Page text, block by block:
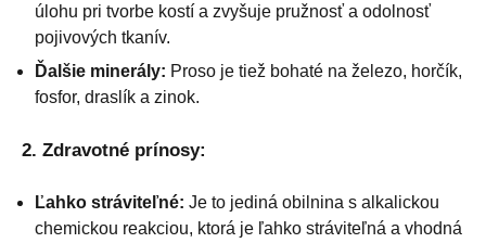
úlohu pri tvorbe kostí a zvyšuje pružnosť a odolnosť
pojivových tkanív.
Ďalšie minerály: Proso je tiež bohaté na železo, horčík,
fosfor, draslík a zinok.
2. Zdravotné prínosy:
Ľahko stráviteľné: Je to jediná obilnina s alkalickou
chemickou reakciou, ktorá je ľahko stráviteľná a vhodná